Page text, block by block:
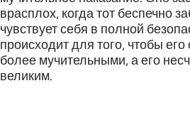
врасплох, когда тот беспечно
чувствует себя в полной
происходит для того, чтобы
более мучительными, а его
великим.